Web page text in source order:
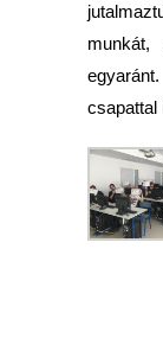
munkát,
csapattal